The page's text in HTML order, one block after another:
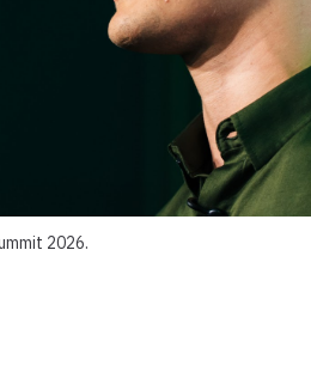
2026.